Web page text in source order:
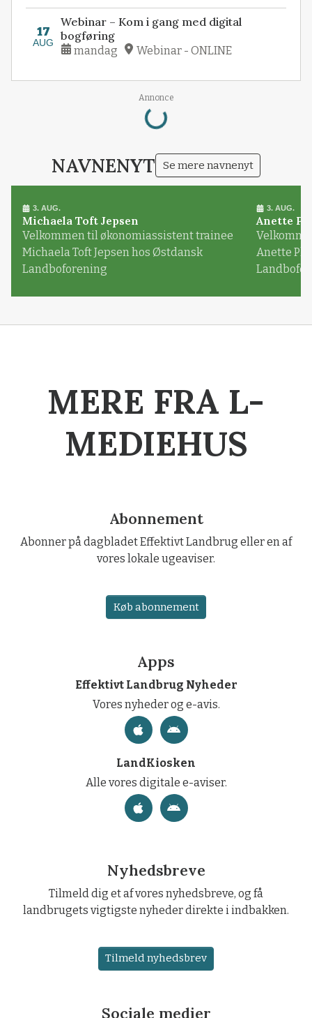
17
AUG
Webinar – Kom i gang med digital
bogføring
mandag Webinar - ONLINE
Annonce
Loading...
NAVNENYT Se mere navnenyt
3. AUG.
Michaela Toft Jepsen
Velkommen til økonomiassistent trainee
Michaela Toft Jepsen hos Østdansk
Landboforening
3. AUG.
Anette
Anette
MERE FRA L-
MEDIEHUS
Abonnement
Abonner på dagbladet Effektivt Landbrug eller en af
vores lokale ugeaviser.
Køb abonnement
Apps
Effektivt Landbrug Nyheder
Vores nyheder og e-avis.
LandKiosken
Alle vores digitale e-aviser.
Nyhedsbreve
Tilmeld dig et af vores nyhedsbreve, og få
landbrugets vigtigste nyheder direkte i indbakken.
Tilmeld nyhedsbrev
Sociale medier